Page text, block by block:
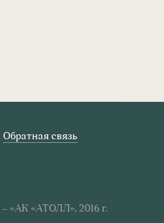
Обратная связь
– «АК «АТОЛЛ», 2016 г.